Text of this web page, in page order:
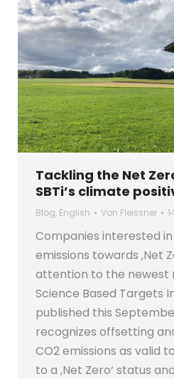
Tackling the Net
SBTi’s climate
Blog, English Von Fleissner
Companies interested
emissions towards ‚Net
attention to the newest
Science Based Targets
published this
recognizes offsetting
CO2 emissions as valid
to a ‚Net Zero‘ status